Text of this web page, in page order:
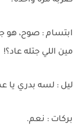
ابتسام : صوح، هو
مين اللي جتله عاد؟!
ليل : لسه بدري يا
بركات : نعم.